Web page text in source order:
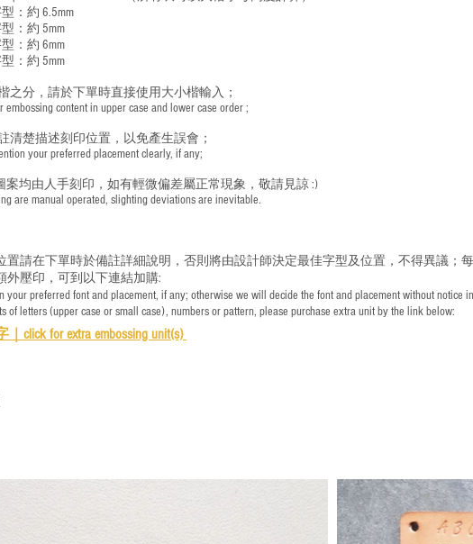
：約 6.5mm
： 約 5mm
：約 6mm
： 約 5mm
之分，請於下單時直接使用大小楷輸入；
content in upper case and lower case order ;
清楚描述刻印位置，以免產生誤會；
your preferred placement clearly, if any;
案均由人手刻印，如有輕微偏差屬正常現象，敬請見諒 :)
are manual operated, slighting deviations are inevitable.
置請在下單時於備註詳細說明，否則將由設計師決定最佳字型及位置，不得異議；
外壓印，可到以下連結加購:
your preferred font and placement, if any; otherwise we will decide the font and placement without notice
of letters (upper case or small case), numbers or pattern, please purchase extra unit by the link below:
click for extra embossing unit(s)